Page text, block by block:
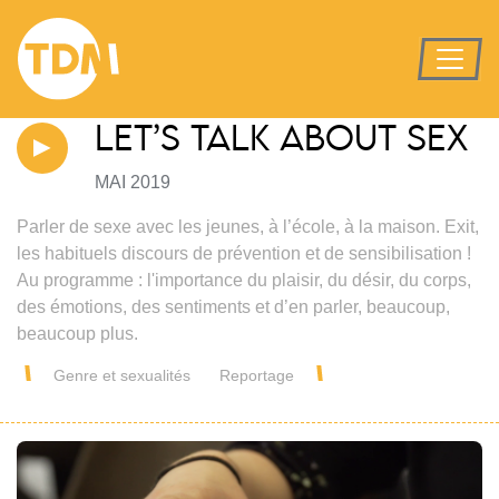
LET’S TALK ABOUT SEX
MAI 2019
Parler de sexe avec les jeunes, à l’école, à la maison. Exit,
les habituels discours de prévention et de sensibilisation !
Au programme : l'importance du plaisir, du désir, du corps,
des émotions, des sentiments et d’en parler, beaucoup,
beaucoup plus.
Genre et sexualités Reportage